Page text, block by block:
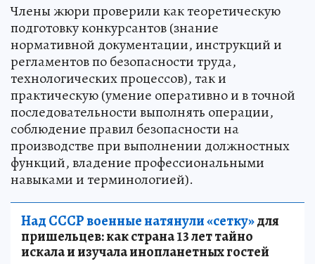
Члены жюри проверили как теоретическую
подготовку конкурсантов (знание
нормативной документации, инструкций и
регламентов по безопасности труда,
технологических процессов), так и
практическую (умение оперативно и в точной
последовательности выполнять операции,
соблюдение правил безопасности на
производстве при выполнении должностных
функций, владение профессиональными
навыками и терминологией).
Над СССР военные натянули «сетку»для
пришельцев: как страна 13 лет тайно
искала и изучала инопланетных гостей